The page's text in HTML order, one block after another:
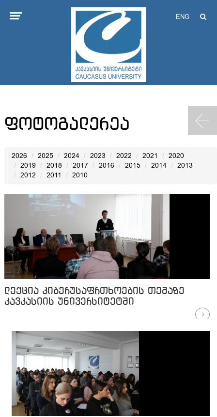
ENG
ფოტოგალერეა
2026 2025 2024 2023 2022 2021
2020
2019
2018 2017 2016 2015 2014
2013
2012
2011 2010
ლექცია კიბერუსაფრთხოების თემაზე
კავკასიის უნივერსიტეტში